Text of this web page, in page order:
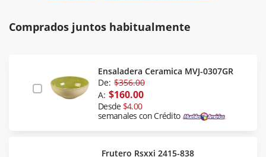
Comprados juntos habitualmente
Ensaladera Ceramica MVJ-0307GR
De: $356.00
A: $160.00
Desde $4.00
semanales con Crédito
Frutero Rsxxi 2415-838